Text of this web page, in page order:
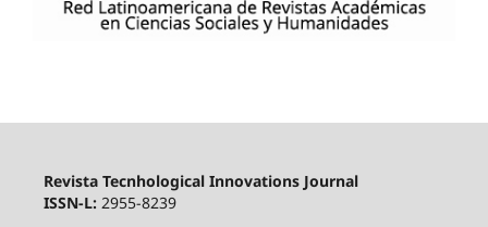
Revista Tecnhological Innovations Journal
ISSN-L: 2955-8239